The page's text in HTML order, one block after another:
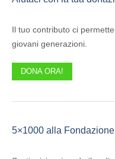
Il tuo contributo ci
giovani generazioni.
DONA ORA!
5×1000 alla